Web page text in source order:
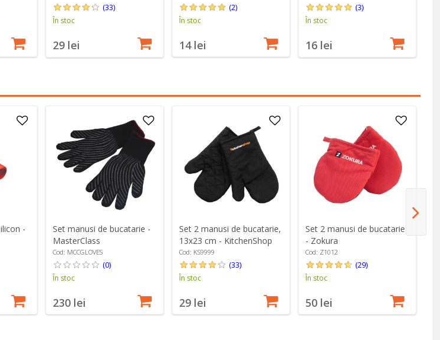
(33)
În stoc
29 lei
(2)
În stoc
14 lei
(3)
În stoc
16 lei
-
Set manusi de bucatarie -
MasterClass
Cod: MCCGLOVES
(0)
În stoc
230 lei
Set 2 manusi de bucatarie,
13x23 cm - KitchenShop
Cod: KS9999
(33)
În stoc
29 lei
Set 2 manusi de bucatarie
- Zokura
Cod: Z1012
(29)
În stoc
50 lei